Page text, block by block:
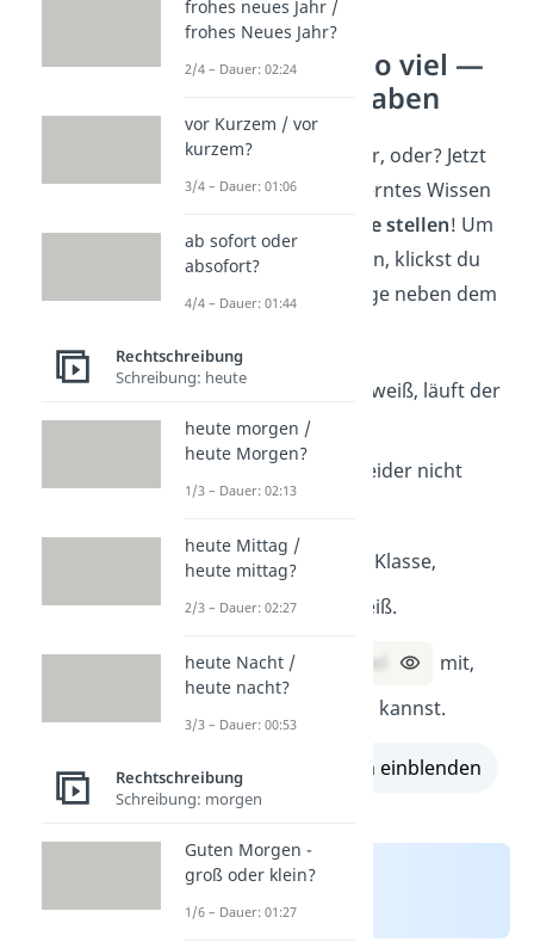
soviel oder so viel —
Übungsaufgaben
Gar nicht so schwer, oder? Jetzt
kannst du dein erlerntes Wissen
auf die Probe stellen! Um
die Lösung zu sehen, klickst du
einfach auf das Auge neben dem
1. Soviel
ich weiß, läuft der
Film jeden Freitag.
2. Heute habe ich leider nicht
3. Sie ist neu in der Klasse,
soviel
ich weiß.
4. Nimm nur so viel
mit,
wie du auch tragen kannst.
alle Lösungen einblenden
frohes neues Jahr /
frohes Neues Jahr?
2/4 – Dauer: 02:24
vor Kurzem / vor
kurzem?
3/4 – Dauer: 01:06
ab sofort oder
absofort?
4/4 – Dauer: 01:44
Rechtschreibung
Schreibung: heute
heute morgen /
heute Morgen?
1/3 – Dauer: 02:13
heute Mittag /
heute mittag?
2/3 – Dauer: 02:27
heute Nacht /
heute nacht?
3/3 – Dauer: 00:53
Rechtschreibung
Schreibung: morgen
Guten Morgen -
groß oder klein?
1/6 – Dauer: 01:27